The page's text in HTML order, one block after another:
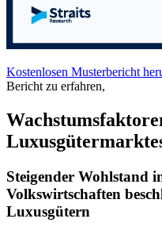
Kostenlosen Musterbericht
Bericht zu erfahren,
Steigender Wohlstand
Volkswirtschaften
Luxusgütern